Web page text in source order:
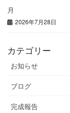
月
2026年7月28日
カテゴリー
お知らせ
ブログ
完成報告